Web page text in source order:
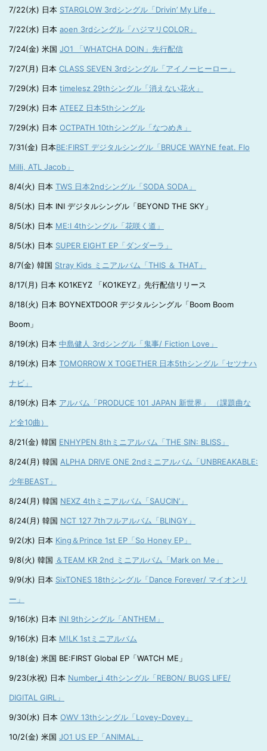
7/22(水) 日本 STARGLOW 3rdシングル「Drivin’ My Life」
7/22(水) 日本 aoen 3rdシングル「ハジマリCOLOR」
7/24(金) 米国 JO1 「WHATCHA DOIN」先行配信
7/27(月) 日本 CLASS SEVEN 3rdシングル「アイノーヒーロー」
7/29(水) 日本 timelesz 29thシングル「消えない花火」
7/29(水) 日本 ATEEZ 日本5thシングル
7/29(水) 日本 OCTPATH 10thシングル「なつめき」
7/31(金) 日本BE:FIRST デジタルシングル「BRUCE WAYNE feat. Flo
Milli, ATL Jacob」
8/4(火) 日本 TWS 日本2ndシングル「SODA SODA」
8/5(水) 日本 INI デジタルシングル「BEYOND THE SKY」
8/5(水) 日本 ME:I 4thシングル「花咲く道」
8/5(水) 日本 SUPER EIGHT EP「ダンダーラ」
8/7(金) 韓国 Stray Kids ミニアルバム「THIS ＆ THAT」
8/17(月) 日本 KO1KEYZ 「KO1KEYZ」先行配信リリース
8/18(火) 日本 BOYNEXTDOOR デジタルシングル「Boom Boom
Boom」
8/19(水) 日本 中島健人 3rdシングル「鬼事/ Fiction Love」
8/19(水) 日本 TOMORROW X TOGETHER 日本5thシングル「セツナハ
ナビ」
8/19(水) 日本 アルバム「PRODUCE 101 JAPAN 新世界」 （課題曲な
ど全10曲）
8/21(金) 韓国 ENHYPEN 8thミニアルバム「THE SIN: BLISS」
8/24(月) 韓国 ALPHA DRIVE ONE 2ndミニアルバム「UNBREAKABLE:
少年BEAST」
8/24(月) 韓国 NEXZ 4thミニアルバム「SAUCIN’」
8/24(月) 韓国 NCT 127 7thフルアルバム「BLINGY」
9/2(水) 日本 King＆Prince 1st EP「So Honey EP」
9/8(火) 韓国 ＆TEAM KR 2nd ミニアルバム「Mark on Me」
9/9(水) 日本 SixTONES 18thシングル「Dance Forever/ マイオンリ
ー」
9/16(水) 日本 INI 9thシングル「ANTHEM」
9/16(水) 日本 M!LK 1stミニアルバム
9/18(金) 米国 BE:FIRST Global EP「WATCH ME」
9/23(水祝) 日本 Number_i 4thシングル「REBON/ BUGS LIFE/
DIGITAL GIRL」
9/30(水) 日本 OWV 13thシングル「Lovey-Dovey」
10/2(金) 米国 JO1 US EP「ANIMAL」